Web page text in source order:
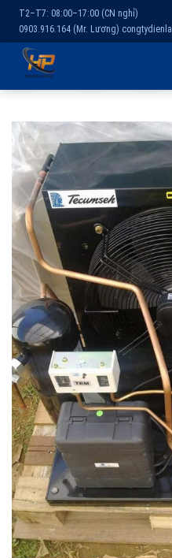
T2–T7: 08:00–17:00 (CN nghỉ)
0903.916.164 (Mr. Lương)
đến
nội
dung